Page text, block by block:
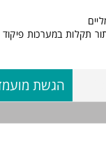
תקלות במערכות פיקוד
מערכות שבנדון
הגשת